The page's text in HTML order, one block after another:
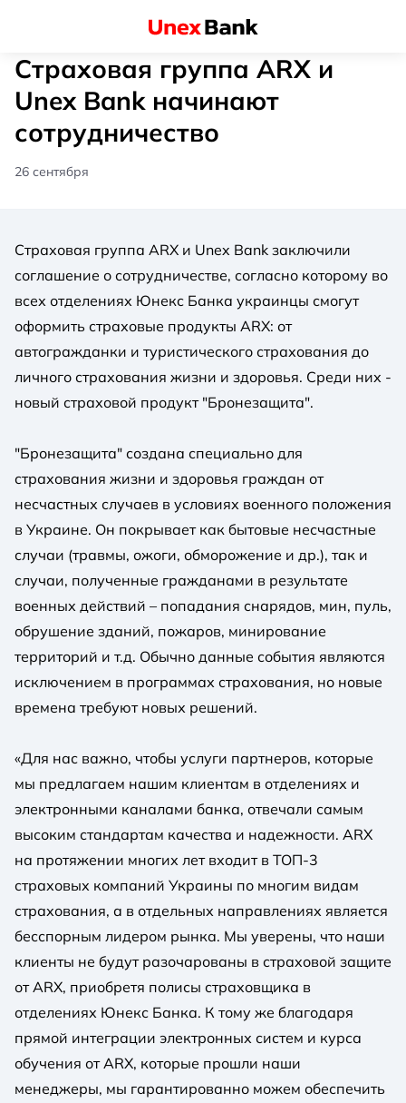
Страховая группа ARX и
Unex Bank начинают
сотрудничество
26 сентября
Страховая группа ARX и Unex Bank заключили
соглашение о сотрудничестве, согласно которому во
всех отделениях Юнекс Банка украинцы смогут
оформить страховые продукты ARX: от
автогражданки и туристического страхования до
личного страхования жизни и здоровья. Среди них -
новый страховой продукт "Бронезащита".
"Бронезащита" создана специально для
страхования жизни и здоровья граждан от
несчастных случаев в условиях военного положения
в Украине. Он покрывает как бытовые несчастные
случаи (травмы, ожоги, обморожение и др.), так и
случаи, полученные гражданами в результате
военных действий – попадания снарядов, мин, пуль,
обрушение зданий, пожаров, минирование
территорий и т.д. Обычно данные события являются
исключением в программах страхования, но новые
времена требуют новых решений.
«Для нас важно, чтобы услуги партнеров, которые
мы предлагаем нашим клиентам в отделениях и
электронными каналами банка, отвечали самым
высоким стандартам качества и надежности. ARX ​​
на протяжении многих лет входит в ТОП-3
страховых компаний Украины по многим видам
страхования, а в отдельных направлениях является
бесспорным лидером рынка. Мы уверены, что наши
клиенты не будут разочарованы в страховой защите
от ARX, приобретя полисы страховщика в
отделениях Юнекс Банка. К тому же благодаря
прямой интеграции электронных систем и курса
обучения от ARX, которые прошли наши
менеджеры, мы гарантированно можем обеспечить